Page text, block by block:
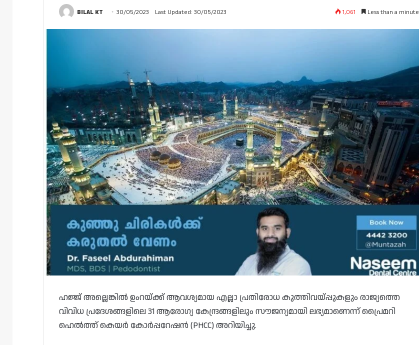
BILAL KT 30/05/2023 Last Updated: 30/05/2023 1,061 Less than a minute
ഹജ്ജ് അല്ലെങ്കിൽ ഉംറയ്ക്ക് ആവശ്യമായ എല്ലാ പ്രതിരോധ കുത്തിവയ്പ്പുകളും രാജ്യത്തെ
വിവിധ പ്രദേശങ്ങളിലെ 31 ആരോഗ്യ കേന്ദ്രങ്ങളിലും സൗജന്യമായി ലഭ്യമാണെന്ന് പ്രൈമറി
ഹെൽത്ത് കെയർ കോർപ്പറേഷൻ (PHCC) അറിയിച്ചു.